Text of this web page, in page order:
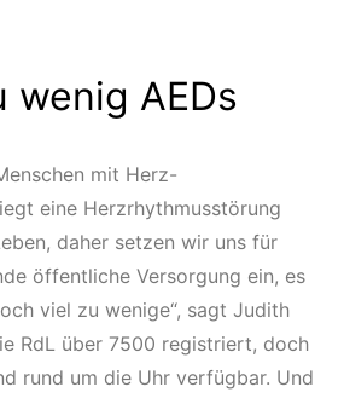
wenig AEDs
mit Herz-
eine Herzrhythmusstörung
daher setzen wir uns für
öffentliche Versorgung ein, es
viel zu wenige“, sagt Judith
RdL über 7500 registriert, doch
rund um die Uhr verfügbar. Und